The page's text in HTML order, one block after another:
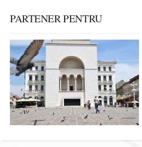
PARTENER PENTRU